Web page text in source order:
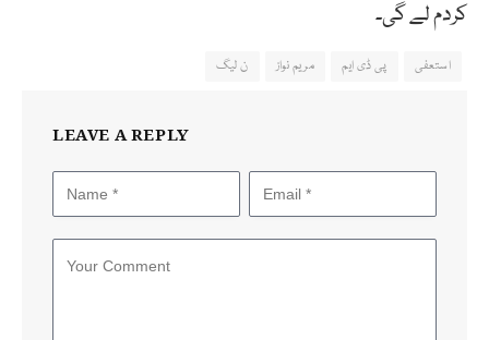
کردم لے گی۔
استعفی پی ڈی ایم مریم نواز ن لیگ
LEAVE A REPLY